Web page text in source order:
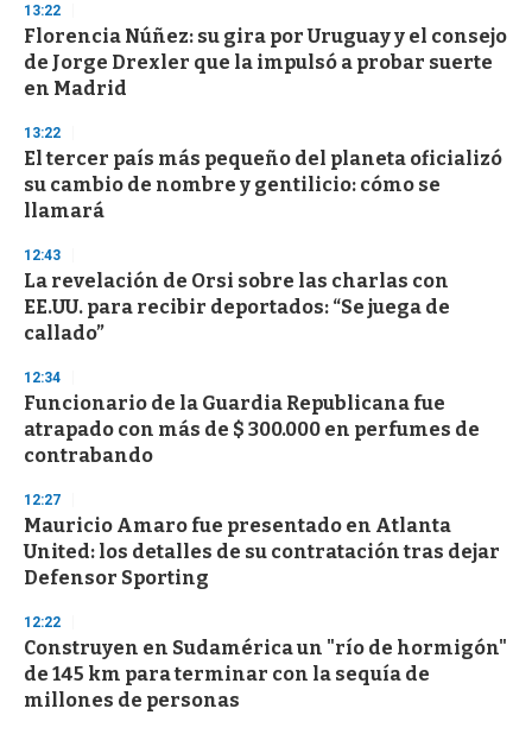
3
s
e
c
o
d
s
13:22
Florencia Núñez: su gira por Uruguay y el consejo
de Jorge Drexler que la impulsó a probar suerte
en Madrid
13:22
El tercer país más pequeño del planeta oficializó
su cambio de nombre y gentilicio: cómo se
llamará
12:43
La revelación de Orsi sobre las charlas con
EE.UU. para recibir deportados: “Se juega de
callado”
12:34
Funcionario de la Guardia Republicana fue
atrapado con más de $ 300.000 en perfumes de
contrabando
12:27
Mauricio Amaro fue presentado en Atlanta
United: los detalles de su contratación tras dejar
Defensor Sporting
12:22
Construyen en Sudamérica un "río de hormigón"
de 145 km para terminar con la sequía de
millones de personas